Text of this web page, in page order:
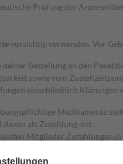
Prüfung der
vorsichtig verwenden. Vor
deiner Bestellung an den
sowie vom
einschließlich Klärungen
Medikamente
davon als Zuzahlung mit.
Mitglieder Zuzahlungen
grundsätzlich auch für